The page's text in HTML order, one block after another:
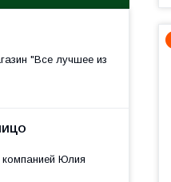
"Все лучшее из
Юлия